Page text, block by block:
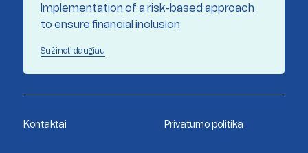
Implementation of a risk-based approach
to ensure financial inclusion
Sužinoti daugiau
Kontaktai Privatumo politika